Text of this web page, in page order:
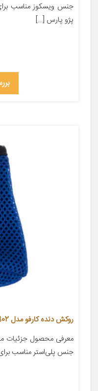
پژو پارس […]
روکش دنده کارفو مدل B02
جنس پلی‌استر مناسب